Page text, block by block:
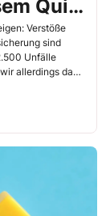
Quiz
Verstöße
sind
Unfälle
allerdings das
Ladungen
und ob
überprüfen Sie